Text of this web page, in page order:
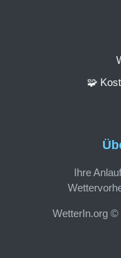
Ihre
WetterIn.org ©
🧩